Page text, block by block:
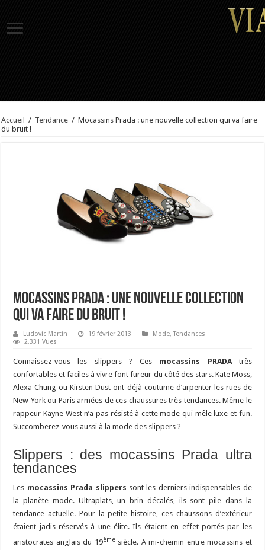
Accueil / Tendance / Mocassins Prada : une nouvelle collection qui va faire
du bruit !
Mocassins Prada : une nouvelle collection
qui va faire du bruit !
Ludovic Martin 19 février 2013 Mode,Tendances
2,331 Vues
Connaissez-vous les slippers ? Ces mocassins PRADAtrès
confortables et faciles à vivre font fureur du côté des stars. Kate Moss,
Alexa Chung ou Kirsten Dust ont déjà coutume d’arpenter les rues de
New York ou Paris armées de ces chaussures très tendances. Même le
rappeur Kayne West n’a pas résisté à cette mode qui mêle luxe et fun.
Succomberez-vous aussi à la mode des slippers ?
Slippers : des mocassins Prada ultra
tendances
Les mocassins Prada slippers sont les derniers indispensables de
la planète mode. Ultraplats, un brin décalés, ils sont pile dans la
tendance actuelle. Pour la petite histoire, ces chaussons d’extérieur
étaient jadis réservés à une élite. Ils étaient en effet portés par les
aristocrates anglais du 19èmesiècle. A mi-chemin entre mocassins et